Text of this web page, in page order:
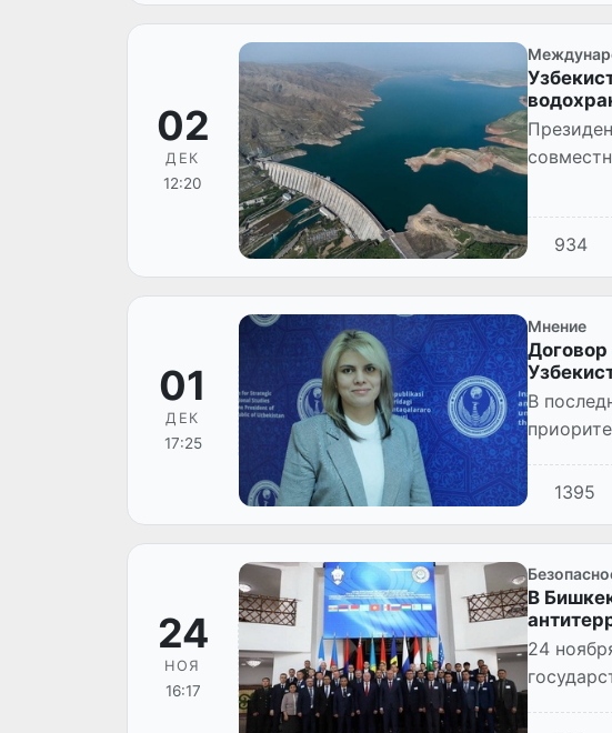
02
ДЕК
12:20
934
01
ДЕК
17:25
Мнение
Договор
В
1395
24
НОЯ
16:17
В
24